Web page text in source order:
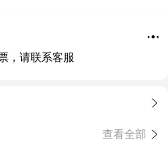
，请联系客服
查看全部